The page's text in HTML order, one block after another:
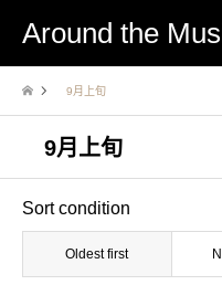
Around the
9月上旬
9月上旬
Sort condition
Oldest first